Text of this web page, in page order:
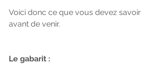
Voici donc ce que vous devez savoir
avant de venir.
Le gabarit :